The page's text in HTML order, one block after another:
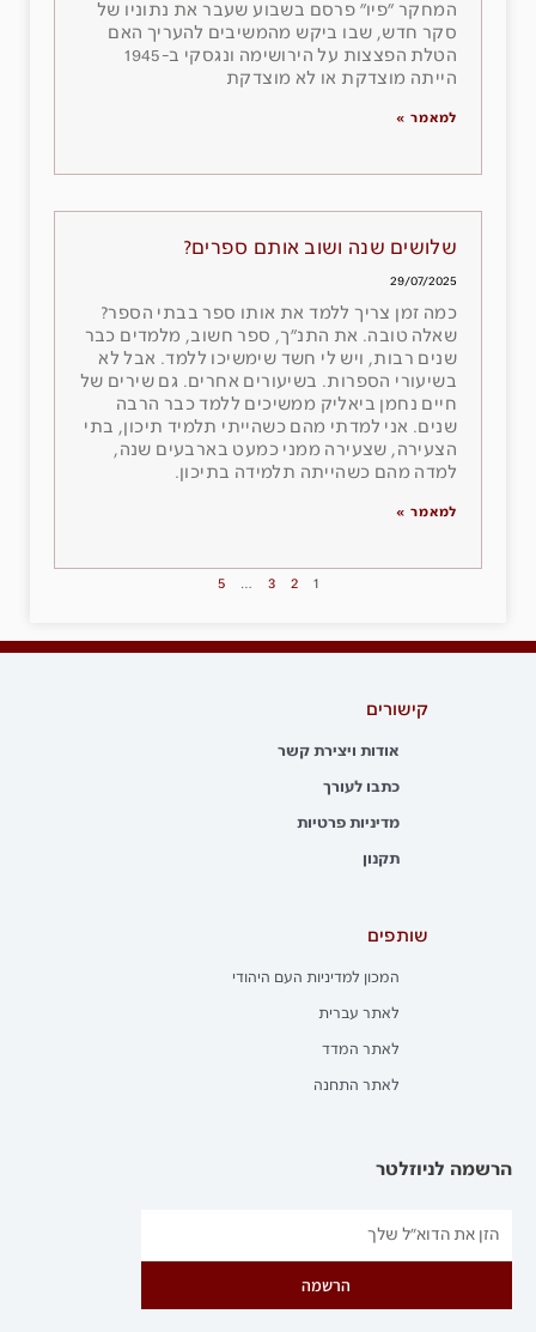
המחקר ״פיו״ פרסם בשבוע שעבר את נתוניו של
סקר חדש, שבו ביקש מהמשיבים להעריך האם
הטלת הפצצות על הירושימה ונגסקי ב-1945
הייתה מוצדקת או לא מוצדקת
למאמר »
שלושים שנה ושוב אותם ספרים?
29/07/2025
כמה זמן צריך ללמד את אותו ספר בבתי הספר?
שאלה טובה. את התנ״ך, ספר חשוב, מלמדים כבר
שנים רבות, ויש לי חשד שימשיכו ללמד. אבל לא
בשיעורי הספרות. בשיעורים אחרים. גם שירים של
חיים נחמן ביאליק ממשיכים ללמד כבר הרבה
שנים. אני למדתי מהם כשהייתי תלמיד תיכון, בתי
הצעירה, שצעירה ממני כמעט בארבעים שנה,
למדה מהם כשהייתה תלמידה בתיכון.
למאמר »
1
2
3
…
5
קישורים
אודות ויצירת קשר
כתבו לעורך
מדיניות פרטיות
תקנון
שותפים
המכון למדיניות העם היהודי
לאתר עברית
לאתר המדד
לאתר התחנה
הרשמה לניוזלטר
הרשמה